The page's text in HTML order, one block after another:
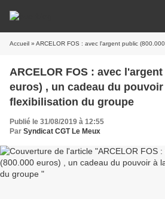
Accueil » ARCELOR FOS : avec l'argent public (800.000 euros) , un cadeau du
ARCELOR FOS : avec
euros) , un cadeau du
flexibilisation du groupe
Publié le 31/08/2019 à 12:55
Par Syndicat CGT Le Meux